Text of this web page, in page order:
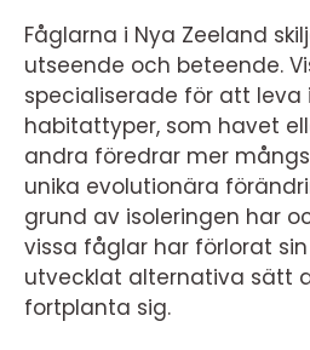
Fåglarna i Nya Zeeland
utseende och beteende.
specialiserade för att leva
habitattyper, som havet
andra föredrar mer
unika evolutionära
grund av isoleringen har
vissa fåglar har förlorat
utvecklat alternativa sätt
fortplanta sig.